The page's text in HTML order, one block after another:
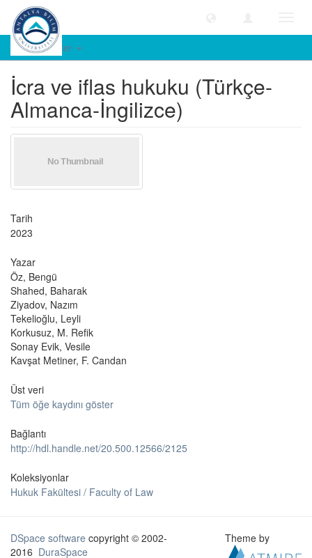
Öğe Göster
İcra ve iflas hukuku (Türkçe-
Almanca-İngilizce)
Tarih
2023
Yazar
Öz, Bengü
Shahed, Baharak
Ziyadov, Nazım
Tekelioğlu, Leyli
Korkusuz, M. Refik
Sonay Evik, Vesile
Kavşat Metiner, F. Candan
Üst veri
Tüm öğe kaydını göster
Bağlantı
http://hdl.handle.net/20.500.12566/2125
Koleksiyonlar
Hukuk Fakültesi / Faculty of Law
DSpace software copyright © 2002-
2016 DuraSpace
Theme by